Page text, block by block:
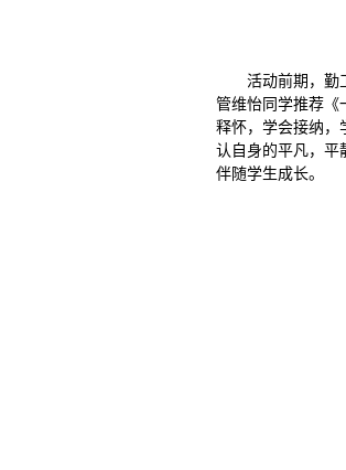
活动前期，勤
管维怡同学推荐《
释怀，学会接纳，
认自身的平凡，平
伴随学生成长。